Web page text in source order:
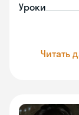
Уроки
Читать